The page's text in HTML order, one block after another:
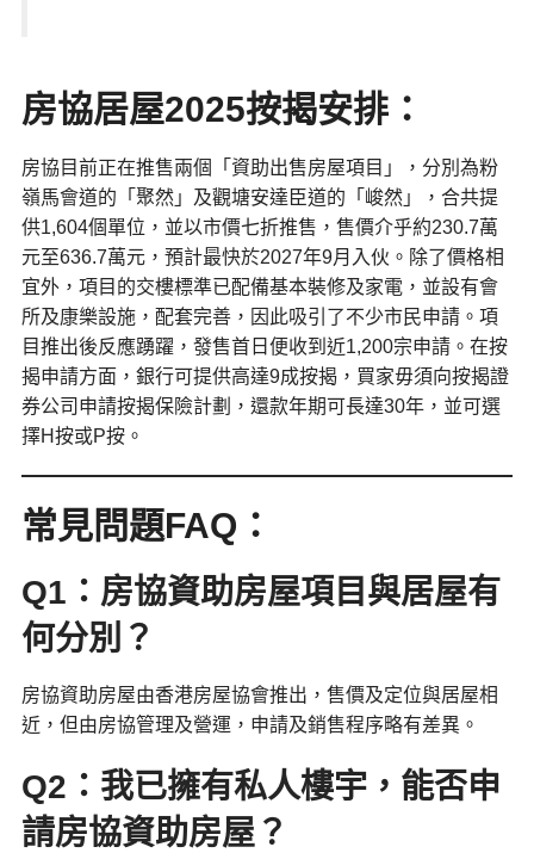
房協居屋2025按揭安排：
房協目前正在推售兩個「資助出售房屋項目」，分別為粉
嶺馬會道的「聚然」及觀塘安達臣道的「峻然」，合共提
供1,604個單位，並以市價七折推售，售價介乎約230.7萬
元至636.7萬元，預計最快於2027年9月入伙。除了價格相
宜外，項目的交樓標準已配備基本裝修及家電，並設有會
所及康樂設施，配套完善，因此吸引了不少市民申請。項
目推出後反應踴躍，發售首日便收到近1,200宗申請。在按
揭申請方面，銀行可提供高達9成按揭，買家毋須向按揭證
券公司申請按揭保險計劃，還款年期可長達30年，並可選
擇H按或P按。
常見問題FAQ：
Q1：房協資助房屋項目與居屋有
何分別？
房協資助房屋由香港房屋協會推出，售價及定位與居屋相
近，但由房協管理及營運，申請及銷售程序略有差異。
Q2：我已擁有私人樓宇，能否申
請房協資助房屋？